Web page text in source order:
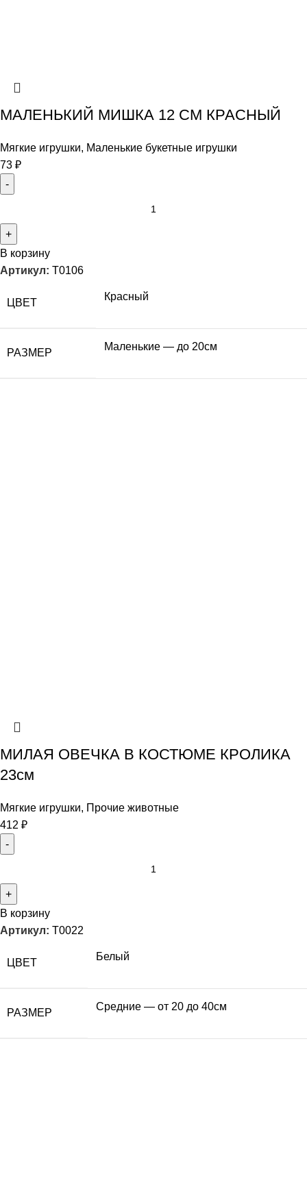
МАЛЕНЬКИЙ МИШКА 12 СМ КРАСНЫЙ
Мягкие игрушки, Маленькие букетные игрушки
73 ₽
В корзину
Артикул: T0106
ЦВЕТ
Красный
РАЗМЕР
Маленькие — до 20см
МИЛАЯ ОВЕЧКА В КОСТЮМЕ КРОЛИКА
23см
Мягкие игрушки, Прочие животные
412 ₽
В корзину
Артикул: T0022
ЦВЕТ
Белый
РАЗМЕР
Средние — от 20 до 40см